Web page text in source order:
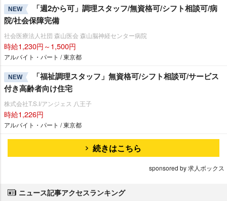
NEW
「週2から可」調理スタッフ/無資格可/シフト相談可/病
院/社会保障完備
社会医療法人社団 森山医会 森山脳神経センター病院
時給1,230円～1,500円
アルバイト・パート / 東京都
NEW
「福祉調理スタッフ」無資格可/シフト相談可/サービス
付き高齢者向け住宅
株式会社T.S.I/アンジェス 八王子
時給1,226円
アルバイト・パート / 東京都
続きはこちら
sponsored by 求人ボックス
ニュース記事アクセスランキング